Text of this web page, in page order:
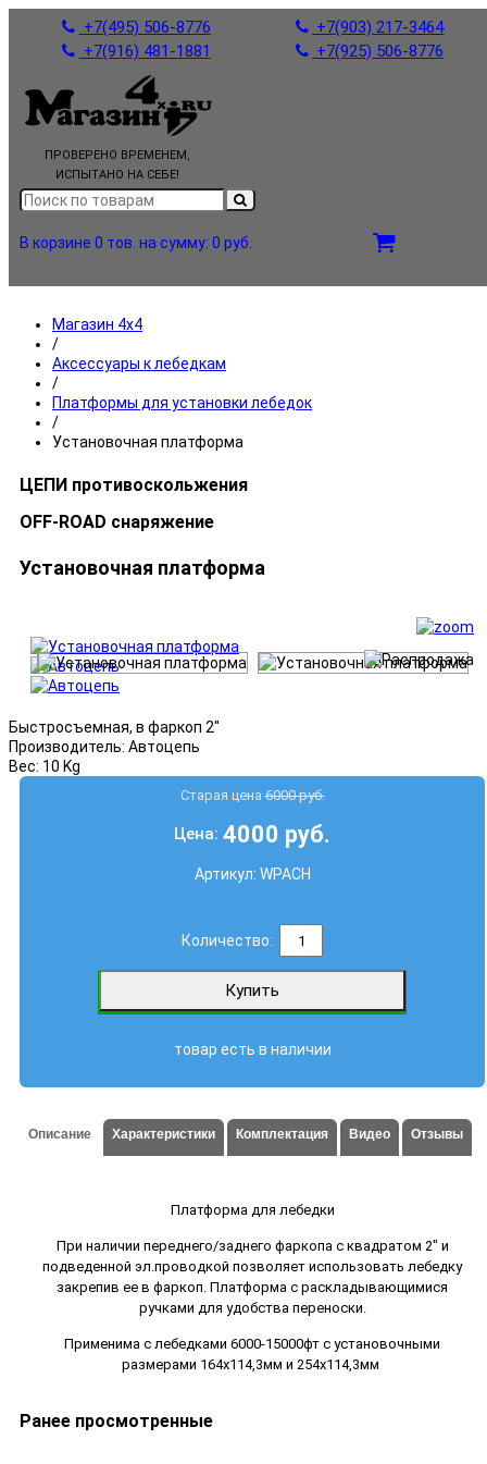
ПРОВЕРЕНО ВРЕМЕНЕМ,
ИСПЫТАНО НА СЕБЕ!
+7(495) 506-8776
+7(903) 217-3464
+7(916) 481-1881
+7(925) 506-8776
В корзине 0 тов. на сумму: 0 руб.
Магазин 4x4
/
Аксессуары к лебедкам
/
Платформы для установки лебедок
/
Установочная платформа
ЦЕПИ противоскольжения
OFF-ROAD снаряжение
Установочная платформа
Быстросъемная, в фаркоп 2"
Производитель: Автоцепь
Вес: 10 Kg
Старая цена6000 руб.
Цена: 4000 руб.
Артикул: WPACH
Количество:
товар есть в наличии
Описание Характеристики Комплектация Видео Отзывы
Платформа для лебедки
При наличии переднего/заднего фаркопа с квадратом 2" и
подведенной эл.проводкой позволяет использовать лебедку
закрепив ее в фаркоп. Платформа с раскладывающимися
ручками для удобства переноски.
Применима с лебедками 6000-15000фт с установочными
размерами 164х114,3мм и 254х114,3мм
Ранее просмотренные